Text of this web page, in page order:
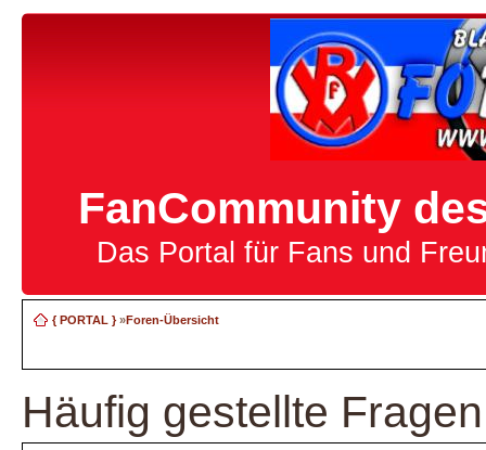
FanCommunity
Das Portal für Fans und
{ PORTAL }»Foren-Übersicht
Häufig gestellte Fragen